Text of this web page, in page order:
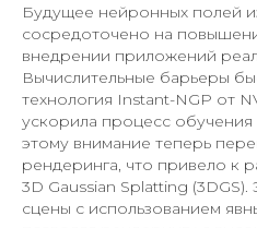
Будущее нейронных полей
сосредоточено на
внедрении приложений
Вычислительные барьеры
технология Instant-NGP от
ускорила процесс
этому внимание теперь
рендеринга, что привело к
3D Gaussian Splatting
сцены с использованием